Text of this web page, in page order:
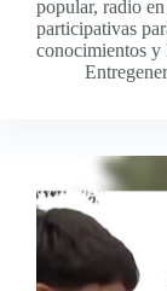
popular, radio
participativas
conocimientos y